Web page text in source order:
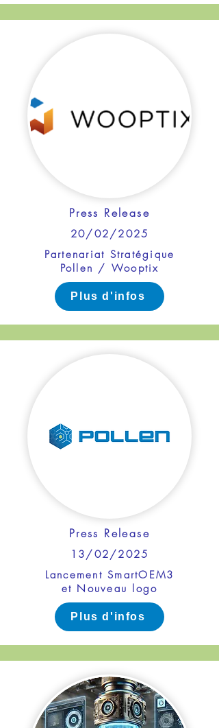
Press Release
20/02/2025
Partenariat Stratégique
Pollen / Wooptix
Plus d'infos
Press Release
13/02/2025
Lancement SmartOEM3
et Nouveau logo
Plus d'infos